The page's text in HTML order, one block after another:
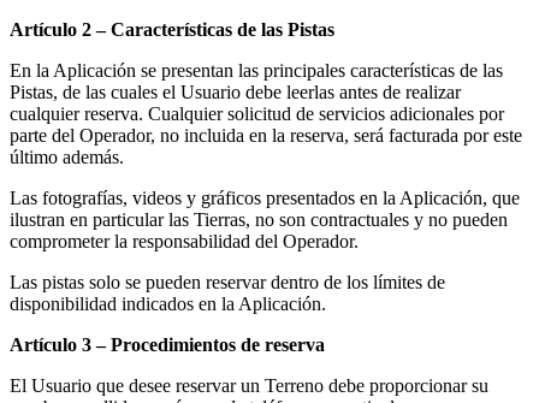
Artículo 2 – Características de las Pistas
En la Aplicación se presentan las principales características de las
Pistas, de las cuales el Usuario debe leerlas antes de realizar
cualquier reserva. Cualquier solicitud de servicios adicionales por
parte del Operador, no incluida en la reserva, será facturada por este
último además.
Las fotografías, videos y gráficos presentados en la Aplicación, que
ilustran en particular las Tierras, no son contractuales y no pueden
comprometer la responsabilidad del Operador.
Las pistas solo se pueden reservar dentro de los límites de
disponibilidad indicados en la Aplicación.
Artículo 3 – Procedimientos de reserva
El Usuario que desee reservar un Terreno debe proporcionar su